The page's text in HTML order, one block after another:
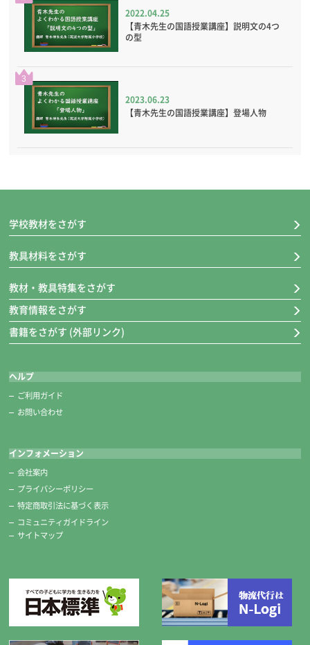
2022.04.25
【青木先生の国語授業講座】説明文の4つ
の型
3
2023.06.23
【青木先生の国語授業講座】登場人物
学校教材をさがす
教具材料をさがす
教材・教具特集をさがす
教育情報をさがす
書籍をさがす (外部リンク)
ヘルプ
ご利用ガイド
お問い合わせ
インフォメーション
会社案内
プライバシーポリシー
特定商取引法に基づく表示
コミュニティガイドライン
サイトマップ